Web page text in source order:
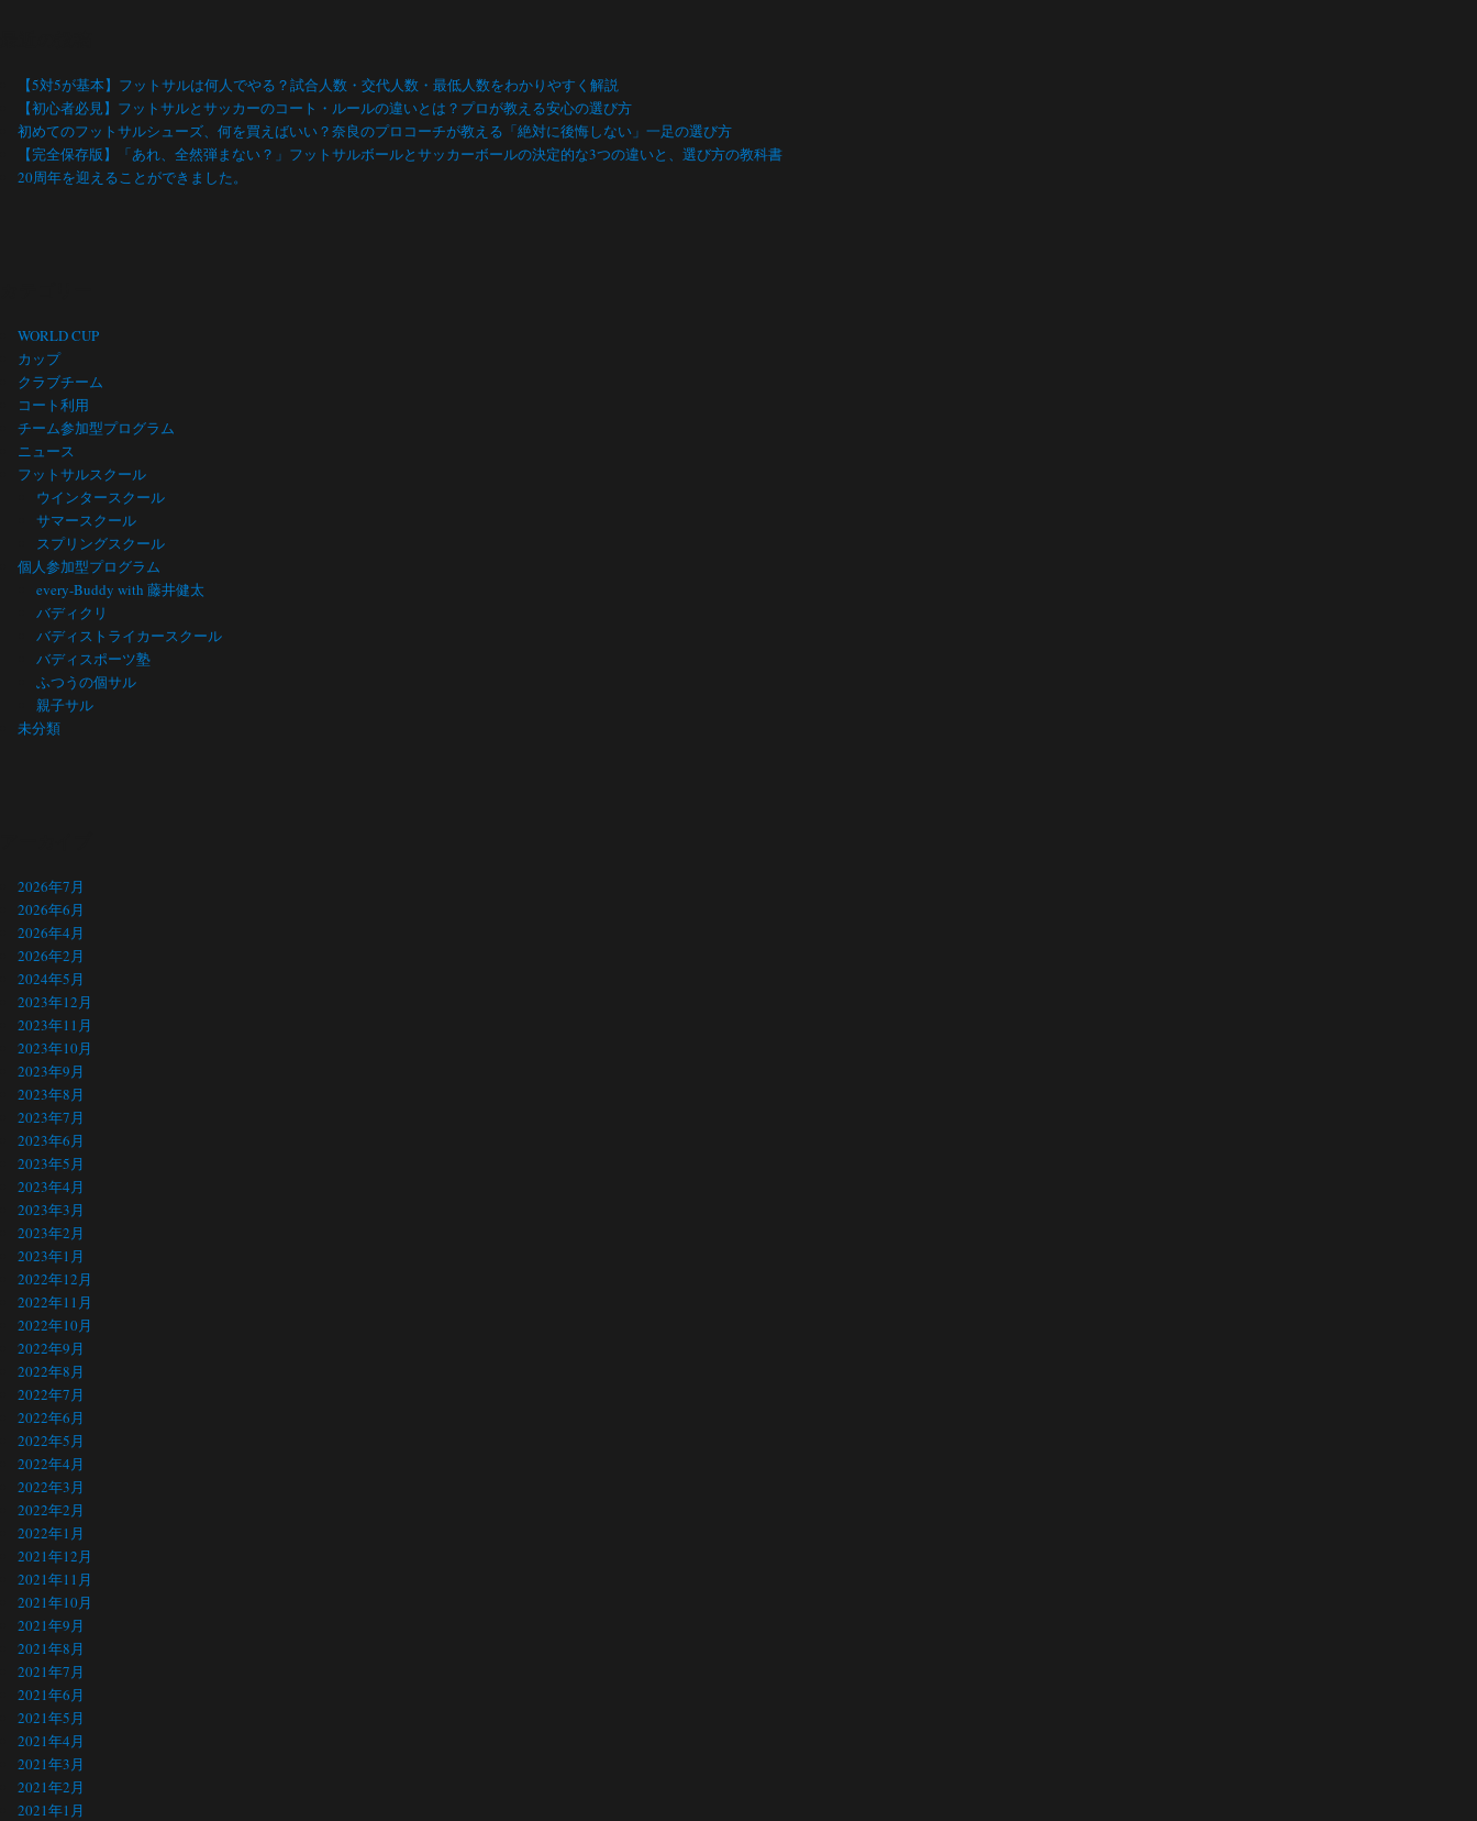
【5対5が基本】フットサルは何人でやる？試合人数・交代人数・最低人数をわかりやすく解説
【初心者必見】フットサルとサッカーのコート・ルールの違いとは？プロが教える安心の選び方
初めてのフットサルシューズ、何を買えばいい？奈良のプロコーチが教える「絶対に後悔しない」一足の選び方
【完全保存版】「あれ、全然弾まない？」フットサルボールとサッカーボールの決定的な3つの違いと、選び方の教科書
20周年を迎えることができました。
WORLD CUP
カップ
クラブチーム
コート利用
チーム参加型プログラム
ニュース
フットサルスクール
ウインタースクール
サマースクール
スプリングスクール
個人参加型プログラム
every-Buddy with 藤井健太
バディクリ
バディストライカースクール
バディスポーツ塾
ふつうの個サル
親子サル
未分類
2026年7月
2026年6月
2026年4月
2026年2月
2024年5月
2023年12月
2023年11月
2023年10月
2023年9月
2023年8月
2023年7月
2023年6月
2023年5月
2023年4月
2023年3月
2023年2月
2023年1月
2022年12月
2022年11月
2022年10月
2022年9月
2022年8月
2022年7月
2022年6月
2022年5月
2022年4月
2022年3月
2022年2月
2022年1月
2021年12月
2021年11月
2021年10月
2021年9月
2021年8月
2021年7月
2021年6月
2021年5月
2021年4月
2021年3月
2021年2月
2021年1月